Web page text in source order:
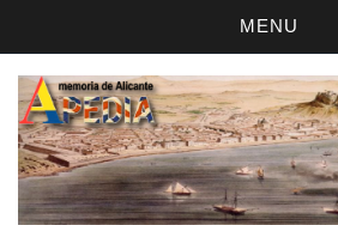
MENU